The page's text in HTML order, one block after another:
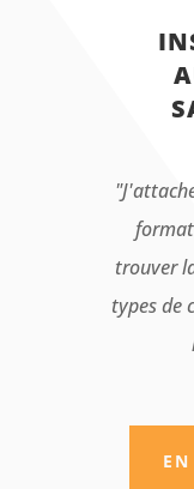
trouver
types de